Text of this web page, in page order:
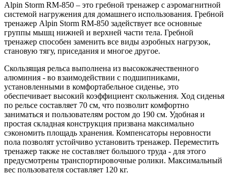
Alpin Storm RM-850 – это гребной тренажер с аэромагнитной
системой нагружения для домашнего использования. Гребной
тренажер Alpin Storm RM-850 задействует все основные
группы мышц нижней и верхней части тела. Гребной
тренажер способен заменить все виды аэробных нагрузок,
становую тягу, приседания и многое другое.
Скользящая рельса выполнена из высококачественного
алюминия - во взаимодействии с подшипниками,
установленными в комфортабельное сиденье, это
обеспечивает высокий коэффициент скольжения. Ход сиденья
по рельсе составляет 70 см, что позволит комфортно
заниматься и пользователям ростом до 190 см. Удобная и
простая складная конструкция призвана максимально
сэкономить площадь хранения. Компенсаторы неровности
пола позволят устойчиво установить тренажер. Переместить
тренажер также не составляет большого труда - для этого
предусмотрены транспортировочные ролики. Максимальный
вес пользователя составляет 120 кг.